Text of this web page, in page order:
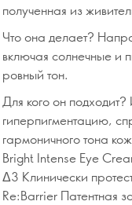
полученная из
Что она делает?
включая солнечные и
ровный тон.
Для кого он
гиперпигментацию,
гармоничного тона
Bright Intense Eye
Δ3 Клинически
Re:Barrier Патентная